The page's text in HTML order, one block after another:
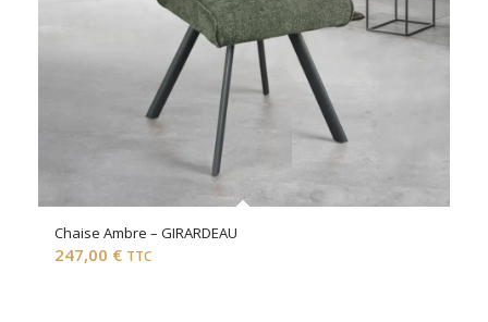
Chaise Ambre – GIRARDEAU
247,00 € TTC